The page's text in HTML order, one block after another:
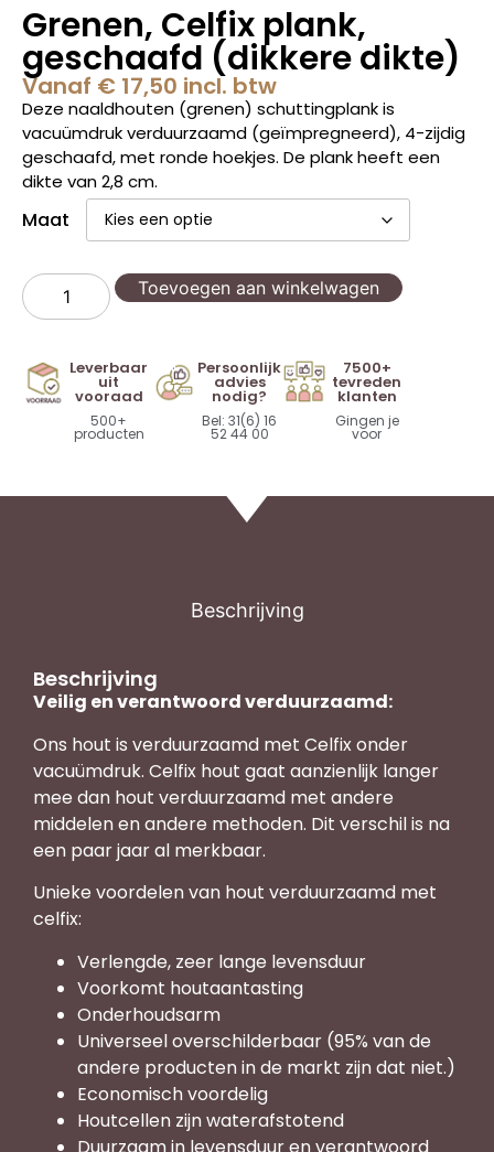
Grenen, Celfix plank,
geschaafd (dikkere dikte)
Vanaf € 17,50 incl. btw
Deze naaldhouten (grenen) schuttingplank is
vacuümdruk verduurzaamd (geïmpregneerd), 4-zijdig
geschaafd, met ronde hoekjes. De plank heeft een
dikte van 2,8 cm.
Maat
Toevoegen aan winkelwagen
Leverbaar
uit
vooraad
500+
producten
Persoonlijk
advies
nodig?
Bel: 31(6) 16
52 44 00
7500+
tevreden
klanten
Gingen je
voor
Beschrijving
Beschrijving
Veilig en verantwoord verduurzaamd:
Ons hout is verduurzaamd met Celfix onder
vacuümdruk. Celfix hout gaat aanzienlijk langer
mee dan hout verduurzaamd met andere
middelen en andere methoden. Dit verschil is na
een paar jaar al merkbaar.
Unieke voordelen van hout verduurzaamd met
celfix:
Verlengde, zeer lange levensduur
Voorkomt houtaantasting
Onderhoudsarm
Universeel overschilderbaar (95% van de
andere producten in de markt zijn dat niet.)
Economisch voordelig
Houtcellen zijn waterafstotend
Duurzaam in levensduur en verantwoord